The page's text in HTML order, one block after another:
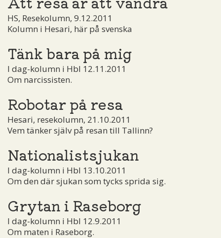
HS, Resekolumn, 9.12.2011
Kolumn i Hesari, här på svenska
Tänk bara på mig
I dag-kolumn i Hbl 12.11.2011
Om narcissisten.
Robotar på resa
Hesari, resekolumn, 21.10.2011
Vem tänker själv på resan till Tallinn?
Nationalistsjukan
I dag-kolumn i Hbl 13.10.2011
Om den där sjukan som tycks sprida sig.
Grytan i Raseborg
I dag-kolumn i Hbl 12.9.2011
Om maten i Raseborg.